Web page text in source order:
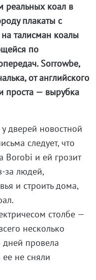
реальных коал в
плакаты с
талисман коалы
по
Sorrowbe,
от английского
проста — вырубка
дверей новостной
следует, что
Borobi и ей грозит
за людей,
и строить дома,
столбе —
несколько
дней провела
ее не сняли